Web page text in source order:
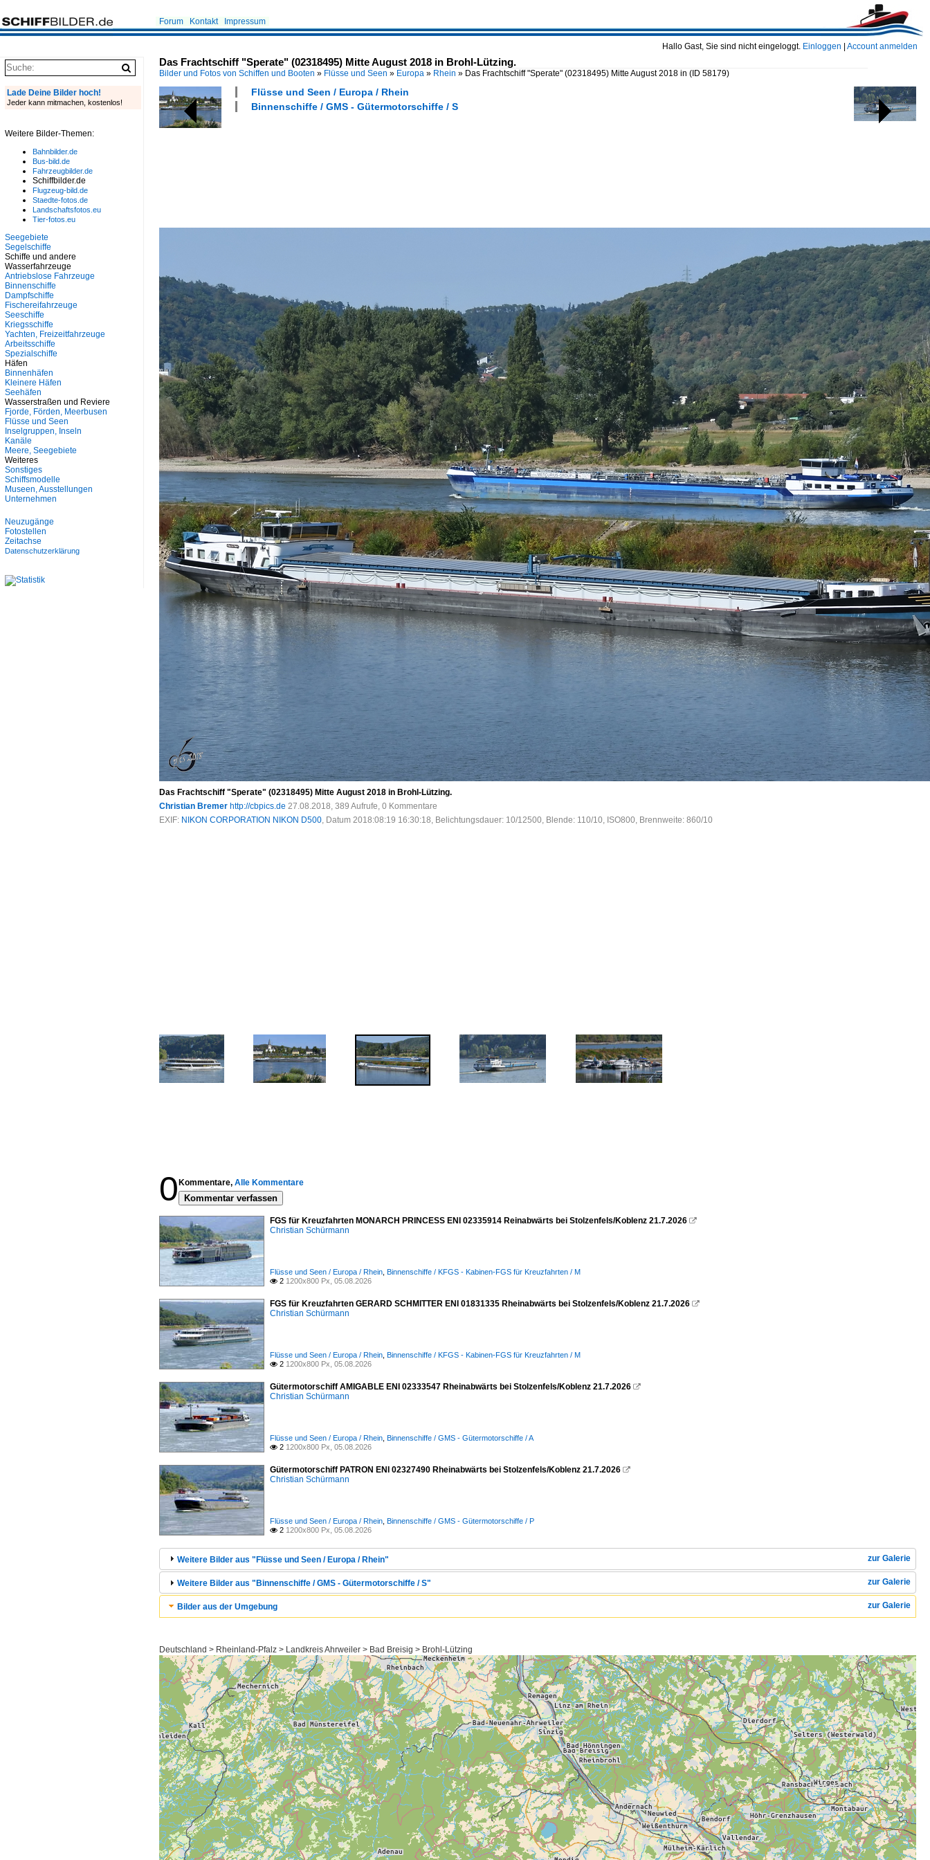
Hallo Gast, Sie sind nicht eingeloggt. Einloggen Account anmelden
Forum Kontakt Impressum
Das Frachtschiff "Sperate" (02318495) Mitte August 2018 in Brohl-Lützing.
Bilder und Fotos von Schiffen und Booten » Flüsse und Seen » Europa » Rhein » Das Frachtschiff "Sperate" (02318495) Mitte August 2018 in (ID 58179)
Flüsse und Seen / Europa / Rhein
Binnenschiffe / GMS - Gütermotorschiffe / S
Das Frachtschiff "Sperate" (02318495) Mitte August 2018 in Brohl-Lützing.
Christian Bremer http://cbpics.de 27.08.2018, 389 Aufrufe, 0 Kommentare
EXIF: NIKON CORPORATION NIKON D500, Datum 2018:08:19 16:30:18, Belichtungsdauer: 10/12500, Blende: 110/10, ISO800, Brennweite: 860/10
0 Kommentare, Alle Kommentare
Kommentar verfassen
FGS für Kreuzfahrten MONARCH PRINCESS ENI 02335914 Reinabwärts bei Stolzenfels/Koblenz 21.7.2026 
Christian Schürmann
Flüsse und Seen / Europa / Rhein Binnenschiffe / KFGS - Kabinen-FGS für Kreuzfahrten / M
 2 1200x800 Px, 05.08.2026
FGS für Kreuzfahrten GERARD SCHMITTER ENI 01831335 Rheinabwärts bei Stolzenfels/Koblenz 21.7.2026 
Christian Schürmann
Flüsse und Seen / Europa / Rhein Binnenschiffe / KFGS - Kabinen-FGS für Kreuzfahrten / M
 2 1200x800 Px, 05.08.2026
Gütermotorschiff AMIGABLE ENI 02333547 Rheinabwärts bei Stolzenfels/Koblenz 21.7.2026 
Christian Schürmann
Flüsse und Seen / Europa / Rhein Binnenschiffe / GMS - Gütermotorschiffe / A
 2 1200x800 Px, 05.08.2026
Gütermotorschiff PATRON ENI 02327490 Rheinabwärts bei Stolzenfels/Koblenz 21.7.2026 
Christian Schürmann
Flüsse und Seen / Europa / Rhein Binnenschiffe / GMS - Gütermotorschiffe / P
 2 1200x800 Px, 05.08.2026
zur Galerie
Weitere Bilder aus "Flüsse und Seen / Europa / Rhein"
zur Galerie
Weitere Bilder aus "Binnenschiffe / GMS - Gütermotorschiffe / S"
zur Galerie
Bilder aus der Umgebung
Deutschland > Rheinland-Pfalz > Landkreis Ahrweiler > Bad Breisig > Brohl-Lützing
Lade Deine Bilder hoch!
Jeder kann mitmachen, kostenlos!
Weitere Bilder-Themen:
Bahnbilder.de
Bus-bild.de
Fahrzeugbilder.de
Schiffbilder.de
Flugzeug-bild.de
Staedte-fotos.de
Landschaftsfotos.eu
Tier-fotos.eu
Seegebiete
Segelschiffe
Schiffe und andere
Wasserfahrzeuge
Antriebslose Fahrzeuge
Binnenschiffe
Dampfschiffe
Fischereifahrzeuge
Seeschiffe
Kriegsschiffe
Yachten, Freizeitfahrzeuge
Arbeitsschiffe
Spezialschiffe
Häfen
Binnenhäfen
Kleinere Häfen
Seehäfen
Wasserstraßen und Reviere
Fjorde, Förden, Meerbusen
Flüsse und Seen
Inselgruppen, Inseln
Kanäle
Meere, Seegebiete
Weiteres
Sonstiges
Schiffsmodelle
Museen, Ausstellungen
Unternehmen
Neuzugänge
Fotostellen
Zeitachse
Datenschutzerklärung